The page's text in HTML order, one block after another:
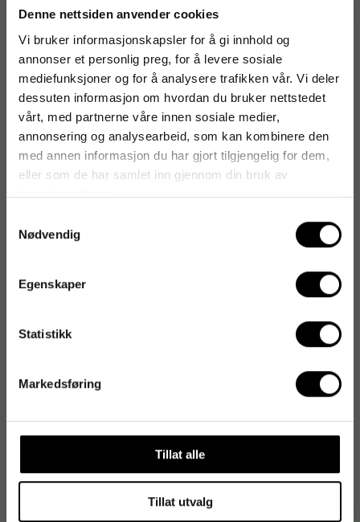
Denne nettsiden anvender cookies
Vi bruker informasjonskapsler for å gi innhold og
annonser et personlig preg, for å levere sosiale
mediefunksjoner og for å analysere trafikken vår. Vi deler
dessuten informasjon om hvordan du bruker nettstedet
vårt, med partnerne våre innen sosiale medier,
annonsering og analysearbeid, som kan kombinere den
med annen informasjon du har gjort tilgjengelig for dem,
eller som de har samlet inn gjennom din bruk av
tjenestene deres.
Nødvendig
Egenskaper
Statistikk
Markedsføring
Tillat alle
Tillat utvalg
Kampanje
Merkemaskin DYMO LM
1-2 dager
Kampanje
Spiralhefte BANTEX A5